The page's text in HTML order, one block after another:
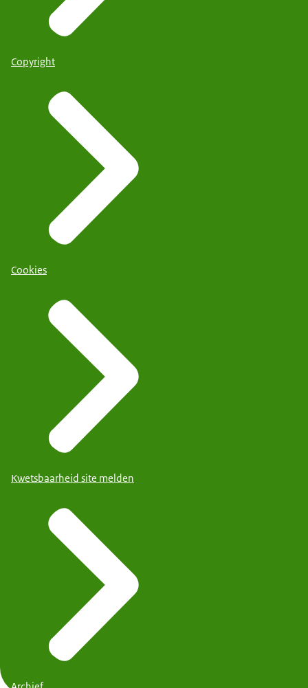
Copyright
Cookies
Kwetsbaarheid site melden